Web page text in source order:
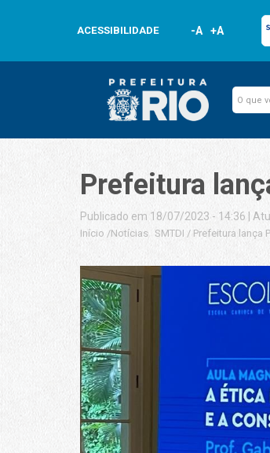
ACESSIBILIDADE -A +A
Prefeitura
Publicado em 18/07/2023 - 14:36
Início /Notícias SMTDI / Prefeitura lança